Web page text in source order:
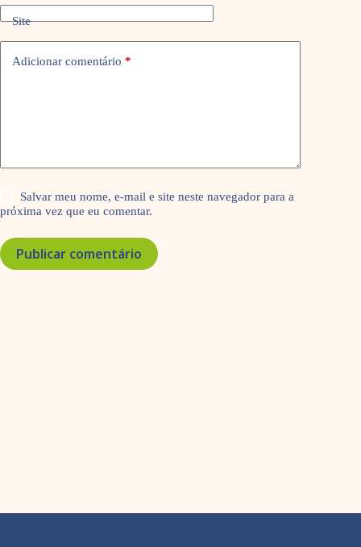
Site
Adicionar comentário *
Salvar meu nome, e-mail e site neste navegador para a
próxima vez que eu comentar.
Publicar comentário